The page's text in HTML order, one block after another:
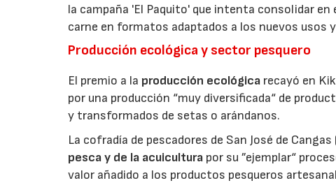
la campaña 'El Paquito' que intenta consolidar
carne en formatos adaptados a los nuevos usos
Producción ecológica y sector pesquero
El premio a la producción ecológica recayó en
por una producción “muy diversificada“ de
y transformados de setas o arándanos.
La cofradía de pescadores de San José de
pesca y de la acuicultura por su ”ejemplar“
valor añadido a los productos pesqueros